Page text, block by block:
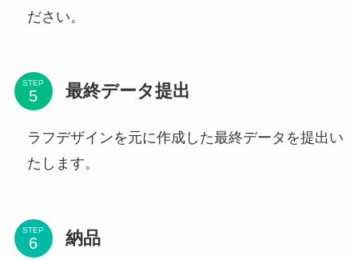
ださい。
STEP 最終データ提出
ラフデザインを元に作成した最終データを提出い
たします。
STEP 納品